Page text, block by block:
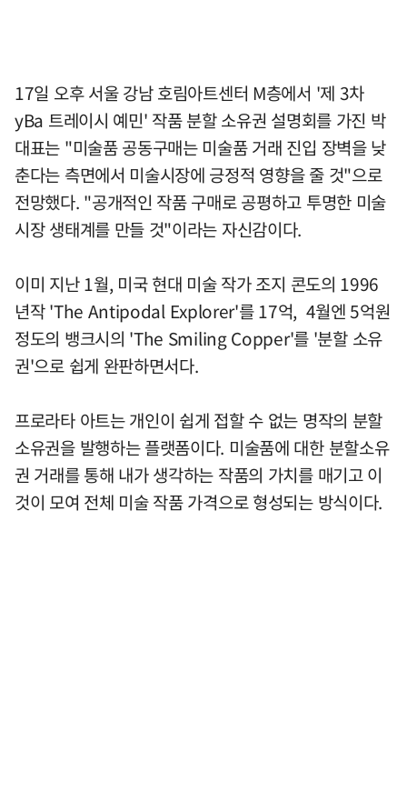
17일 오후 서울 강남 호림아트센터 M층에서 '제 3차
yBa 트레이시 예민' 작품 분할 소유권 설명회를 가진 박
대표는 "미술품 공동구매는 미술품 거래 진입 장벽을 낮
춘다는 측면에서 미술시장에 긍정적 영향을 줄 것"으로
전망했다. "공개적인 작품 구매로 공평하고 투명한 미술
시장 생태계를 만들 것"이라는 자신감이다.
이미 지난 1월, 미국 현대 미술 작가 조지 콘도의 1996
년작 'The Antipodal Explorer'를 17억, 4월엔 5억원
정도의 뱅크시의 'The Smiling Copper'를 '분할 소유
권'으로 쉽게 완판하면서다.
프로라타 아트는 개인이 쉽게 접할 수 없는 명작의 분할
소유권을 발행하는 플랫폼이다. 미술품에 대한 분할소유
권 거래를 통해 내가 생각하는 작품의 가치를 매기고 이
것이 모여 전체 미술 작품 가격으로 형성되는 방식이다.